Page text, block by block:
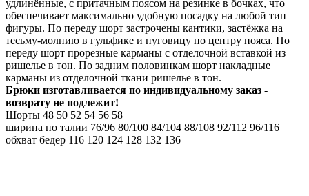
удлинённые, с притачным поясом на резинке в бочках, что
обеспечивает максимально удобную посадку на любой тип
фигуры. По переду шорт застрочены кантики, застёжка на
тесьму-молнию в гульфике и пуговицу по центру пояса. По
переду шорт прорезные карманы с отделочной вставкой из
ришелье в тон. По задним половинкам шорт накладные
карманы из отделочной ткани ришелье в тон.
Брюки изготавливается по индивидуальному заказ -
возврату не подлежит!
Шорты 48 50 52 54 56 58
ширина по талии 76/96 80/100 84/104 88/108 92/112 96/116
обхват бедер 116 120 124 128 132 136